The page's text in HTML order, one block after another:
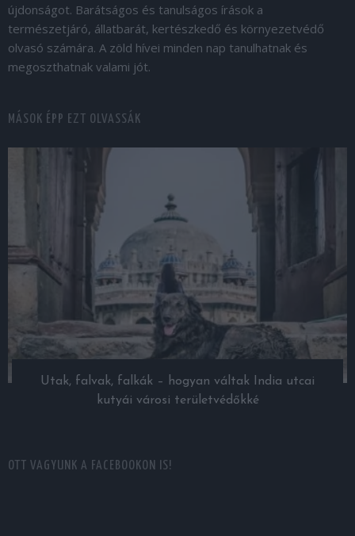
újdonságot. Barátságos és tanulságos írások a
természetjáró, állatbarát, kertészkedő és környezetvédő
olvasó számára. A zöld hívei minden nap tanulhatnak és
megoszthatnak valami jót.
MÁSOK ÉPP EZT OLVASSÁK
Utak, falvak, falkák – hogyan váltak India utcai
kutyái városi területvédőkké
OTT VAGYUNK A FACEBOOKON IS!